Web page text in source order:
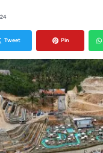
Tweet Pin